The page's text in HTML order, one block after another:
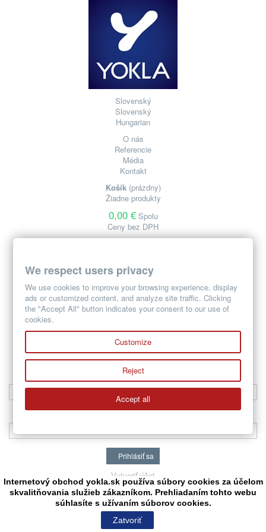
Slovenský
Slovenský
Hungarian
O nás
Referencie
Média
Kontakt
Košík (prázdny)
Žiadne produkty
0,00 € Spolu
Ceny bez DPH
Produkt bol úspešne pridaný do vášho košíku
Množstvo
Spolu
Vo vašom košíku je 1 produkt.
Spolu (bez DPH)
Pokračovať v nákupe Pokračovať
Prihlásiť sa
Emailová adresa
Heslo
Prihlásiť sa
Vytvoriť účet
Hladať
Internetový obchod yokla.sk používa súbory cookies za účelom
skvalitňovania služieb zákazníkom. Prehliadaním tohto webu
súhlasíte s užívaním súborov cookies.
Zatvoriť
We respect users privacy
We use cookies to improve your browsing experience, display
ads or customized content, and analyze site traffic. Clicking
the "Accept All" button indicates your consent to our use of
cookies.
Customize
Reject
Accept all